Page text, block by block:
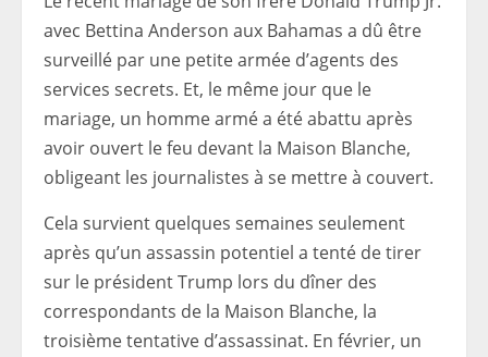
avec Bettina Anderson aux Bahamas a dû être
surveillé par une petite armée d’agents des
services secrets. Et, le même jour que le
mariage, un homme armé a été abattu après
avoir ouvert le feu devant la Maison Blanche,
obligeant les journalistes à se mettre à couvert.
Cela survient quelques semaines seulement
après qu’un assassin potentiel a tenté de tirer
sur le président Trump lors du dîner des
correspondants de la Maison Blanche, la
troisième tentative d’assassinat. En février, un